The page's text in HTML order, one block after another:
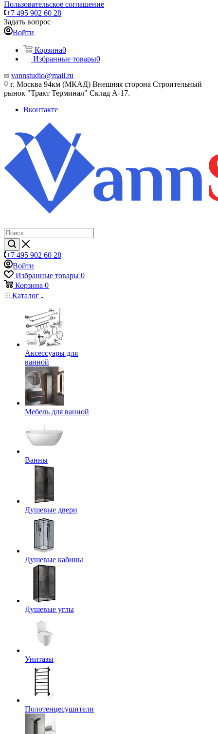
Пользовательское соглашение
+7 495 902 60 28
Задать вопрос
Войти
Корзина0
Избранные товары0
vannstudio@mail.ru
г. Москва 94км (МКАД) Внешняя сторона Строительный
рынок "Тракт Терминал" Склад А-17.
Вконтакте
+7 495 902 60 28
Войти
Избранные товары 0
Корзина 0
Каталог
Аксессуары для
ванной
Мебель для ванной
Ванны
Душевые двери
Душевые кабины
Душевые углы
Унитазы
Полотенцесушители